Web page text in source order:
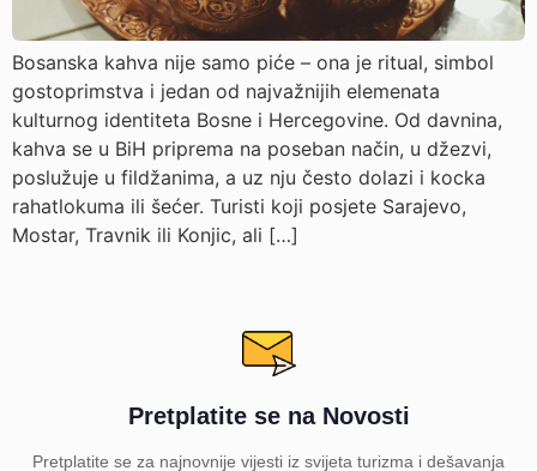
Bosanska kahva nije samo piće – ona je ritual, simbol
gostoprimstva i jedan od najvažnijih elemenata
kulturnog identiteta Bosne i Hercegovine. Od davnina,
kahva se u BiH priprema na poseban način, u džezvi,
poslužuje u fildžanima, a uz nju često dolazi i kocka
rahatlokuma ili šećer. Turisti koji posjete Sarajevo,
Mostar, Travnik ili Konjic, ali […]
Pretplatite se na Novosti
Pretplatite se za najnovnije vijesti iz svijeta turizma i dešavanja